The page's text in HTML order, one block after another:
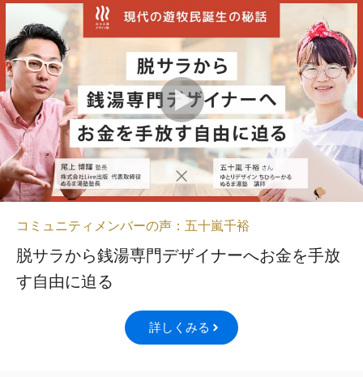
コミュニティメンバーの声：五十嵐千裕
脱サラから銭湯専門デザイナーへお金を手放
す自由に迫る
詳しくみる